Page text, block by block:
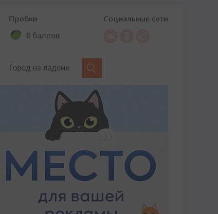
Пробки
0 баллов
Социальные сети
Город на ладони